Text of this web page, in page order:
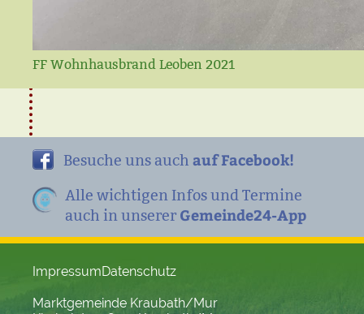
FF Wohnhausbrand Leoben 2021
Besuche uns auch auf Facebook!
Alle wichtigen Infos und Termine
auch in unserer Gemeinde24-App
ImpressumDatenschutz
Marktgemeinde Kraubath/Mur